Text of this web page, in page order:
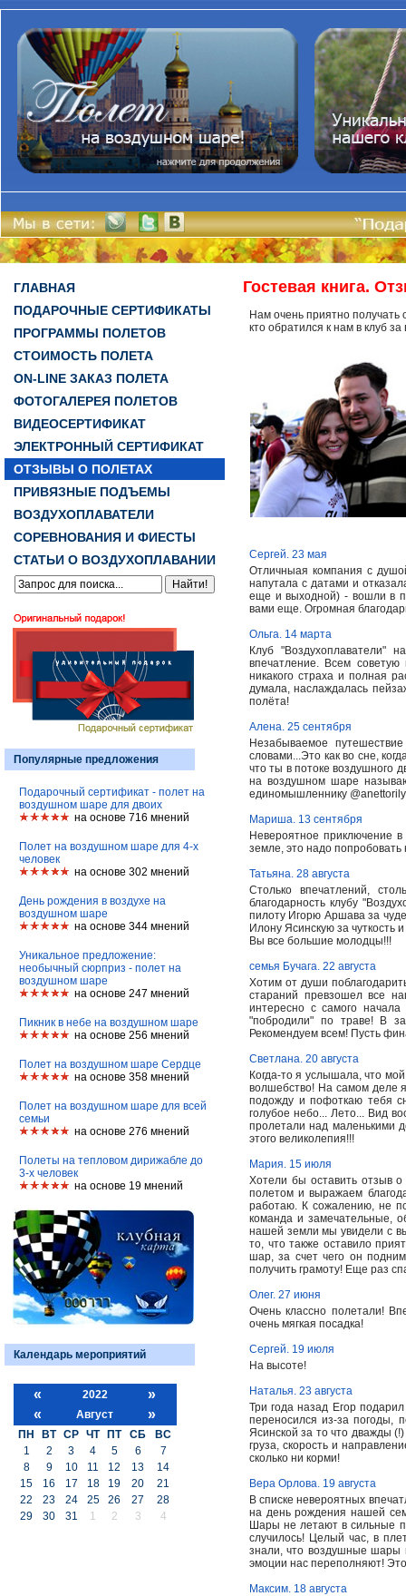
ГЛАВНАЯ
ПОДАРОЧНЫЕ СЕРТИФИКАТЫ
ПРОГРАММЫ ПОЛЕТОВ
СТОИМОСТЬ ПОЛЕТА
ON-LINE ЗАКАЗ ПОЛЕТА
ФОТОГАЛЕРЕЯ ПОЛЕТОВ
ВИДЕОСЕРТИФИКАТ
ЭЛЕКТРОННЫЙ СЕРТИФИКАТ
ОТЗЫВЫ О ПОЛЕТАХ
ПРИВЯЗНЫЕ ПОДЪЕМЫ
ВОЗДУХОПЛАВАТЕЛИ
СОРЕВНОВАНИЯ И ФИЕСТЫ
СТАТЬИ О ВОЗДУХОПЛАВАНИИ
Популярные предложения
Подарочный сертификат - полет на
воздушном шаре для двоих
на основе 716 мнений
Полет на воздушном шаре для 4-х
человек
на основе 302 мнений
День рождения в воздухе на
воздушном шаре
на основе 344 мнений
Уникальное предложение:
необычный сюрприз - полет на
воздушном шаре
на основе 247 мнений
Пикник в небе на воздушном шаре
на основе 256 мнений
Полет на воздушном шаре Сердце
на основе 358 мнений
Полет на воздушном шаре для всей
семьи
на основе 276 мнений
Полеты на тепловом дирижабле до
3-х человек
на основе 19 мнений
Календарь мероприятий
« 2022
»
«
Август »
ПН ВТ СР ЧТ ПТ СБ
ВС
1
2 3 4 5 6
7
8
9 10 11 12 13
14
15
16 17 18 19 20
21
22
23 24 25 26 27
28
29
30 31 1 2 3 4
Гостевая книга.
Нам очень приятно
кто обратился к нам в клуб
Сергей. 23 мая
Отличныая компания с
напутала с датами и
еще и выходной) - вошли в
вами еще. Огромная
Ольга. 14 марта
Клуб "Воздухоплаватели"
впечатление. Всем
никакого страха и полная
думала, наслаждалась
полёта!
Алена. 25 сентября
Незабываемое
словами...Это как во сне,
что ты в потоке воздушного
на воздушном шаре
единомышленнику @anettorily
Мариша. 13 сентября
Невероятное приключение
земле, это надо попробовать
Татьяна. 28 августа
Столько впечатлений,
благодарность клубу
пилоту Игорю Аршава за
Илону Ясинскую за чуткость
Вы все большие молодцы!!!
семья Бучага. 22 августа
Хотим от души
стараний превзошел все
интересно с самого
"побродили" по траве! В
Рекомендуем всем! Пусть
Светлана. 20 августа
Когда-то я услышала, что
волшебство! На самом деле
подожду и пофоткаю тебя
голубое небо... Лето... Вид
пролетали над маленькими
этого великолепия!!!
Мария. 15 июля
Хотели бы оставить отзыв
полетом и выражаем
работаю. К сожалению, не
команда и замечательные,
нашей земли мы увидели с
то, что также оставило
шар, за счет чего он
получить грамоту! Еще раз
Олег. 27 июня
Очень классно полетали!
очень мягкая посадка!
Сергей. 19 июля
На высоте!
Наталья. 23 августа
Три года назад Егор
переносился из-за погоды,
Ясинской за то что дважды
груза, скорость и
сколько ни корми!
Вера Орлова. 19 августа
В списке невероятных
на день рождения нашей
Шары не летают в сильные
случилось! Целый час, в
знали, что воздушные шары
эмоции нас переполняют!
Максим. 18 августа